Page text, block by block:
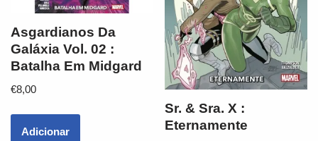
Asgardianos Da
Galáxia Vol. 02 :
Batalha Em Midgard
€8,00
Adicionar
Sr. & Sra. X :
Eternamente